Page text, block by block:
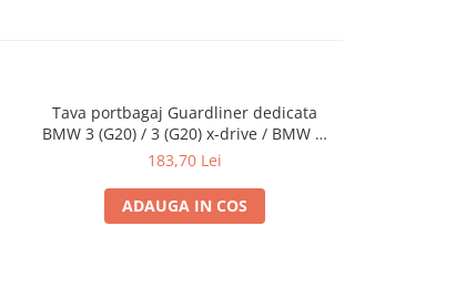
Tava portbagaj Guardliner dedicata
BMW 3 (G20) / 3 (G20) x-drive / BMW 4,
G22
183,70 Lei
ADAUGA IN COS